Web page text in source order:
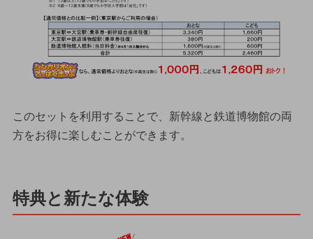
このセットを利用することで、新幹線と鉄道博物館の両
方をお得に楽しむことができます。
特典と新たな体験